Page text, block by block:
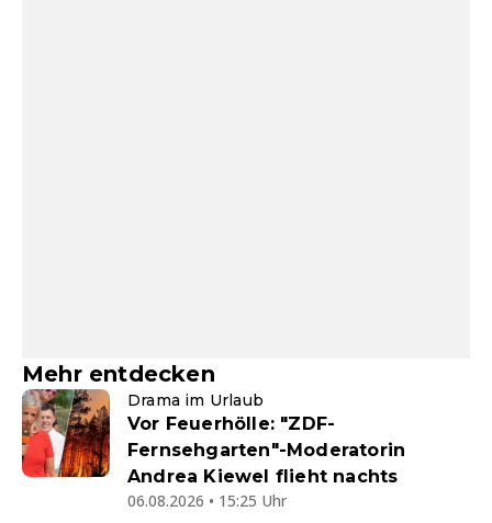
Mehr entdecken
Drama im Urlaub
Vor Feuerhölle: "ZDF-
Fernsehgarten"-Moderatorin
Andrea Kiewel flieht nachts
06.08.2026 • 15:25 Uhr